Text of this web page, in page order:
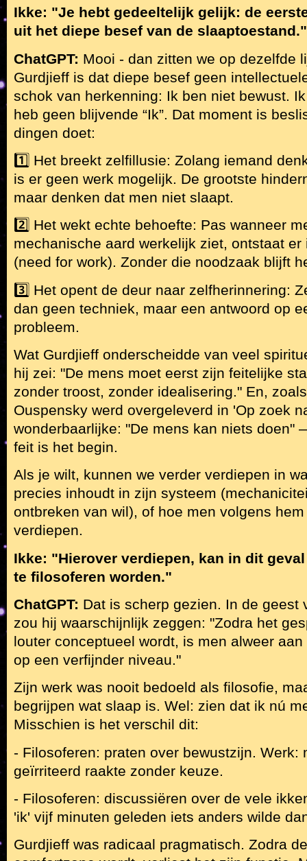
Ikke: "Je hebt gedeeltelijk gelijk: de
uit het diepe besef van de slaaptoestand."
ChatGPT: Mooi - dan zitten we op dezelfde
Gurdjieff is dat diepe besef geen
schok van herkenning: Ik ben niet bewust.
heb geen blijvende “Ik”. Dat moment is
dingen doet:
1️⃣ Het breekt zelfillusie: Zolang iemand
is er geen werk mogelijk. De grootste
maar denken dat men niet slaapt.
2️⃣ Het wekt echte behoefte: Pas wanneer
mechanische aard werkelijk ziet, ontstaat
(need for work). Zonder die noodzaak blijft
3️⃣ Het opent de deur naar zelfherinnering:
dan geen techniek, maar een antwoord op
probleem.
Wat Gurdjieff onderscheidde van veel
hij zei: "De mens moet eerst zijn feitelijke
zonder troost, zonder idealisering." En,
Ouspensky werd overgeleverd in 'Op zoek
wonderbaarlijke: "De mens kan niets doen"
feit is het begin.
Als je wilt, kunnen we verder verdiepen in
precies inhoudt in zijn systeem
ontbreken van wil), of hoe men volgens
verdiepen.
Ikke: "Hierover verdiepen, kan in dit
te filosoferen worden."
ChatGPT: Dat is scherp gezien. In de geest
zou hij waarschijnlijk zeggen: "Zodra het
louter conceptueel wordt, is men alweer
op een verfijnder niveau."
Zijn werk was nooit bedoeld als filosofie,
begrijpen wat slaap is. Wel: zien dat ik nú
Misschien is het verschil dit:
- Filosoferen: praten over bewustzijn. Werk:
geïrriteerd raakte zonder keuze.
- Filosoferen: discussiëren over de vele
'ik' vijf minuten geleden iets anders wilde
Gurdjieff was radicaal pragmatisch. Zodra